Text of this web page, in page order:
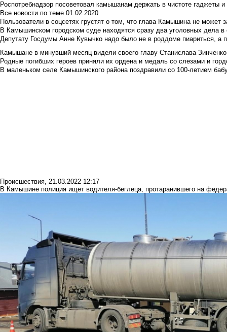
Роспотребнадзор посоветовал камышанам держать в чистоте гаджеты
Все новости по теме 01.02.2020
Пользователи в соцсетях грустят о том, что глава Камышина не может
В Камышинском городском суде находятся сразу два уголовных дела
Депутату Госдумы Анне Кувычко надо было не в роддоме пиариться, а
Камышане в минувший месяц видели своего главу Станислава Зинченко
Родные погибших героев приняли их ордена и медаль со слезами и
В маленьком селе Камышинского района поздравили со 100-летием
Происшествия, 21.03.2022 12:17
В Камышине полиция ищет водителя-беглеца, протаранившего на